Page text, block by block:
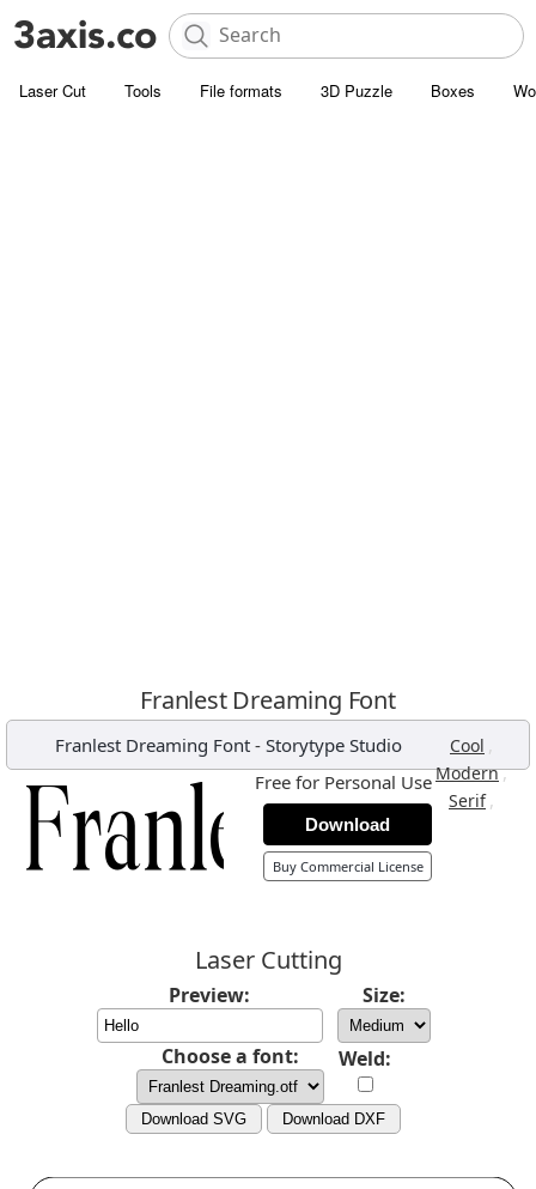
Laser Cut Tools File formats 3D Puzzle Boxes
Franlest Dreaming Font
Franlest Dreaming Font - Storytype Studio Cool ,
Modern,
Serif ,
Free for Personal Use
Download
Buy Commercial License
Laser Cutting
Preview: Size:
Choose a font: Weld:
Download SVG Download DXF